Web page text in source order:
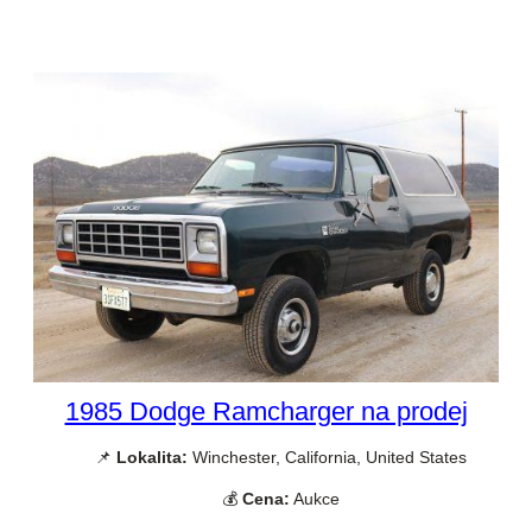
1985 Dodge Ramcharger na prodej
📌 Lokalita: Winchester, California, United States
💰 Cena: Aukce